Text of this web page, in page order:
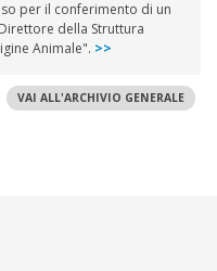
per il conferimento di un
della Struttura
Animale". >>
VAI ALL'ARCHIVIO GENERALE